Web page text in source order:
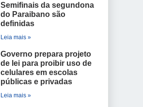
Semifinais da segundona
do Paraibano são
definidas
Leia mais »
Governo prepara projeto
de lei para proibir uso de
celulares em escolas
públicas e privadas
Leia mais »